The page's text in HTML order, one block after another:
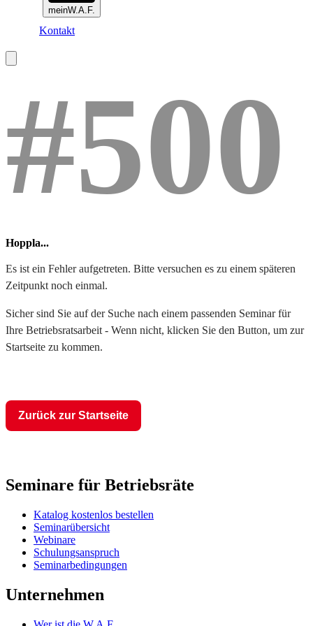
meinW.A.F.
Kontakt
#500
Hoppla...
Es ist ein Fehler aufgetreten. Bitte versuchen es zu einem späteren
Zeitpunkt noch einmal.
Sicher sind Sie auf der Suche nach einem passenden Seminar für
Ihre Betriebsratsarbeit - Wenn nicht, klicken Sie den Button, um zur
Startseite zu kommen.
Zurück zur Startseite
Seminare für Betriebsräte
Katalog kostenlos bestellen
Seminarübersicht
Webinare
Schulungsanspruch
Seminarbedingungen
Unternehmen